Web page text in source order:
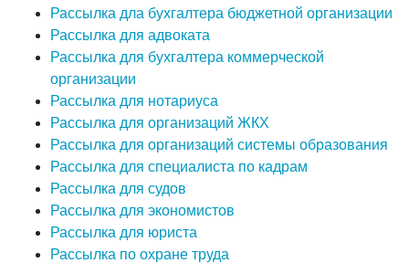
Рассылка дла бухгалтера бюджетной организации
Рассылка для адвоката
Рассылка для бухгалтера коммерческой
организации
Рассылка для нотариуса
Рассылка для организаций ЖКХ
Рассылка для организаций системы образования
Рассылка для специалиста по кадрам
Рассылка для судов
Рассылка для экономистов
Рассылка для юриста
Рассылка по охране труда